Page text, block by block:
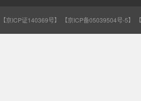
【京ICP证140369号】 【京ICP备05039504号-5】